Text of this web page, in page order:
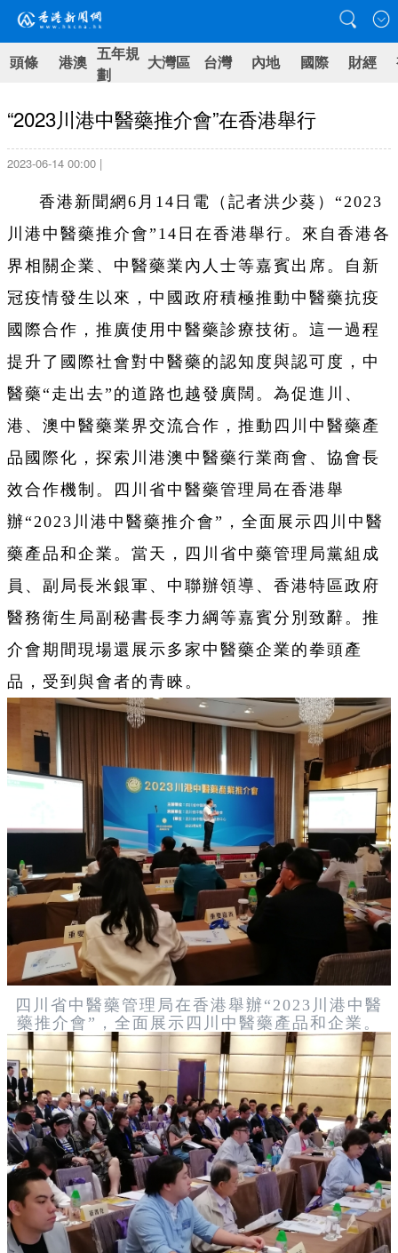
頭條 港澳 五年規
劃
大灣區 台灣 內地 國際 財經
“2023川港中醫藥推介會”在香港舉行
2023-06-14 00:00 |
香港新聞網6月14日電（記者洪少葵）“2023
川港中醫藥推介會”14日在香港舉行。來自香港各
界相關企業、中醫藥業內人士等嘉賓出席。自新
冠疫情發生以來，中國政府積極推動中醫藥抗疫
國際合作，推廣使用中醫藥診療技術。這一過程
提升了國際社會對中醫藥的認知度與認可度，中
醫藥“走出去”的道路也越發廣闊。為促進川、
港、澳中醫藥業界交流合作，推動四川中醫藥產
品國際化，探索川港澳中醫藥行業商會、協會長
效合作機制。四川省中醫藥管理局在香港舉
辦“2023川港中醫藥推介會”，全面展示四川中醫
藥產品和企業。當天，四川省中藥管理局黨組成
員、副局長米銀軍、中聯辦領導、香港特區政府
醫務衛生局副秘書長李力綱等嘉賓分別致辭。推
介會期間現場還展示多家中醫藥企業的拳頭產
品，受到與會者的青睞。
四川省中醫藥管理局在香港舉辦“2023川港中醫
藥推介會”，全面展示四川中醫藥產品和企業。